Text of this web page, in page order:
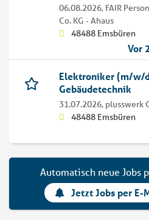
06.08.2026, FAIR
Co. KG - Ahaus
48488 Emsbüren
Vor
Elektroniker (m/w/
Gebäudetechnik
31.07.2026, plusswerk
48488 Emsbüren
Automatisch neue Jobs
Jetzt Jobs per E-